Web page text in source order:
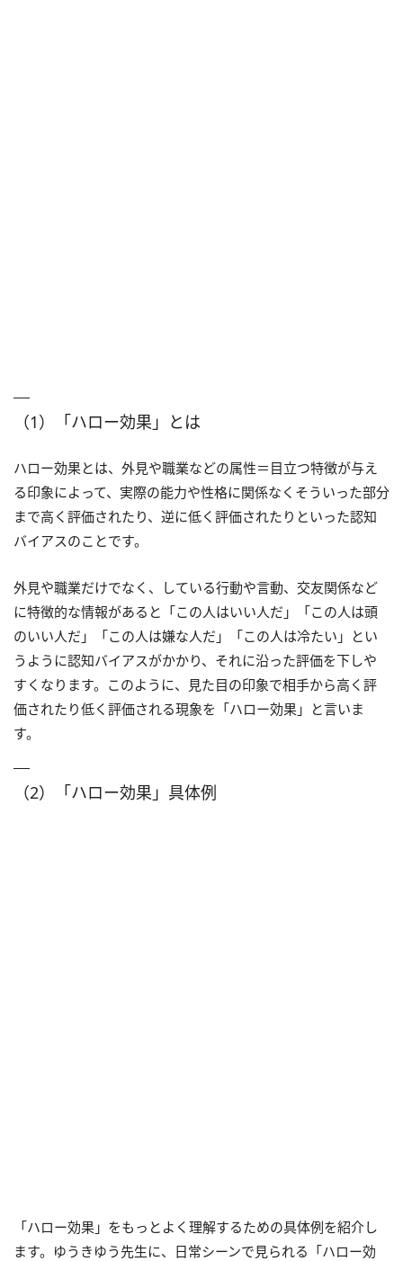
（1）「ハロー効果」とは
ハロー効果とは、外見や職業などの属性＝目立つ特徴が与え
る印象によって、実際の能力や性格に関係なくそういった部分
まで高く評価されたり、逆に低く評価されたりといった認知
バイアスのことです。
外見や職業だけでなく、している行動や言動、交友関係など
に特徴的な情報があると「この人はいい人だ」「この人は頭
のいい人だ」「この人は嫌な人だ」「この人は冷たい」とい
うように認知バイアスがかかり、それに沿った評価を下しや
すくなります。このように、見た目の印象で相手から高く評
価されたり低く評価される現象を「ハロー効果」と言いま
す。
（2）「ハロー効果」具体例
「ハロー効果」をもっとよく理解するための具体例を紹介し
ます。ゆうきゆう先生に、日常シーンで見られる「ハロー効